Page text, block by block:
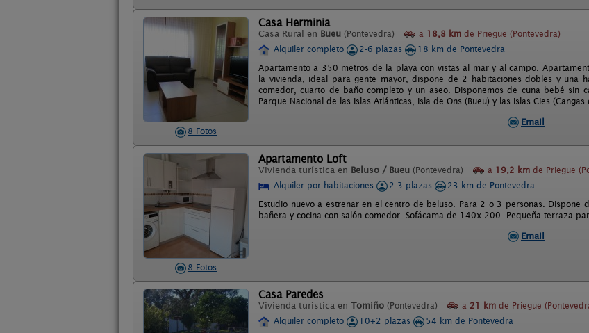
8 Fotos
Casa Herminia
Casa Rural en Bueu (Pontevedra) a 18,8 km de Priegue (Pontevedra)
Alquiler completo
2-6 plazas
18 km de Pontevedra
Apartamento a 350 metros de la playa con vistas al mar y al campo.
la vivienda, ideal para gente mayor, dispone de 2 habitaciones dobles y una
comedor, cuarto de baño completo y un aseo. Disponemos de cuna bebé sin
Parque Nacional de las Islas Atlánticas, Isla de Ons (Bueu) y las Islas Cies (Cangas
Email
8 Fotos
Apartamento Loft
Vivienda turística en Beluso / Bueu (Pontevedra) a 19,2 km de Priegue
Alquiler por habitaciones
2-3 plazas
23 km de Pontevedra
Estudio nuevo a estrenar en el centro de beluso. Para 2 o 3 personas. Dispone
bañera y cocina con salón comedor. Sofácama de 140x 200. Pequeña terraza
Email
Casa Paredes
Vivienda turística en Tomiño (Pontevedra) a 21 km de Priegue
Alquiler completo
10+2 plazas
54 km de Pontevedra